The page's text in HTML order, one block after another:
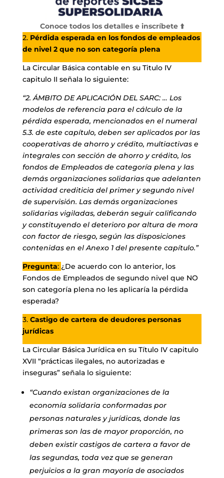
Conoce todos los detalles e inscríbete ⬆️
2. Pérdida esperada en los fondos de empleados
de nivel 2 que no son categoría plena
La Circular Básica contable en su Titulo IV
capitulo II señala lo siguiente:
“2. ÁMBITO DE APLICACIÓN DEL SARC: … Los
modelos de referencia para el cálculo de la
pérdida esperada, mencionados en el numeral
5.3. de este capítulo, deben ser aplicados por las
cooperativas de ahorro y crédito, multiactivas e
integrales con sección de ahorro y crédito, los
fondos de Empleados de categoría plena y las
demás organizaciones solidarias que adelanten
actividad crediticia del primer y segundo nivel
de supervisión. Las demás organizaciones
solidarias vigiladas, deberán seguir calificando
y constituyendo el deterioro por altura de mora
con factor de riesgo, según las disposiciones
contenidas en el Anexo 1 del presente capítulo.”
Pregunta: ¿De acuerdo con lo anterior, los
Fondos de Empleados de segundo nivel que NO
son categoría plena no les aplicaría la pérdida
esperada?
3. Castigo de cartera de deudores personas
jurídicas
La Circular Básica Jurídica en su Título IV capitulo
XVII “prácticas ilegales, no autorizadas e
inseguras” señala lo siguiente:
“Cuando existan organizaciones de la
economía solidaria conformadas por
personas naturales y jurídicas, donde las
primeras son las de mayor proporción, no
deben existir castigos de cartera a favor de
las segundas, toda vez que se generan
perjuicios a la gran mayoría de asociados